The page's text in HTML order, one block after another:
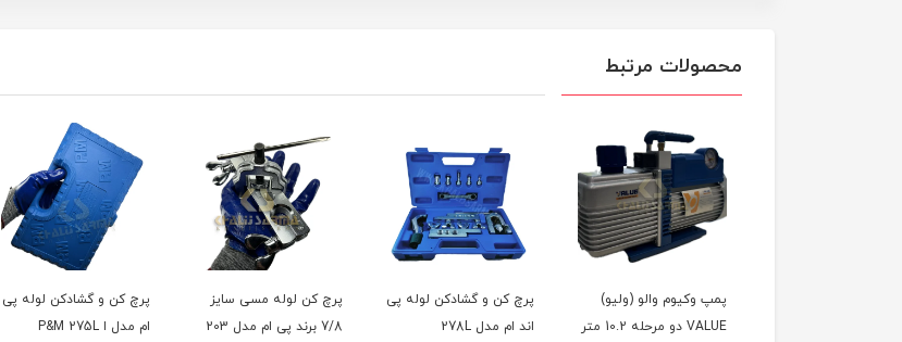
محصولات مرتبط
پمپ وکیوم والو (ولیو)
VALUE دو مرحله 10.2 متر
پرچ کن و گشادکن لوله پی
اند ام مدل 278L
پرچ کن لوله مسی سایز
7/8 برند پی ام مدل 203
پرچ کن و گشادکن لوله پی
ام مدل ا P&M 275L